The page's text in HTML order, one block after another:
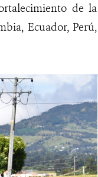
de la
Ecuador, Perú,